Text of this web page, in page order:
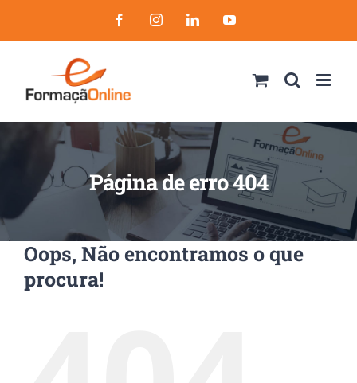
to
FacebookInstagramLinkedInYouTube
Página de erro 404
Oops, Não encontramos o que
procura!